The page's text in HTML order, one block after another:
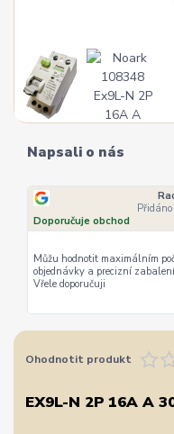
Napsali o nás
Doporučuje obchod
Můžu hodnotit maximálním
objednávky a precizní
Vřele doporučuji
Ohodnotit produkt
EX9L-N 2P 16A A